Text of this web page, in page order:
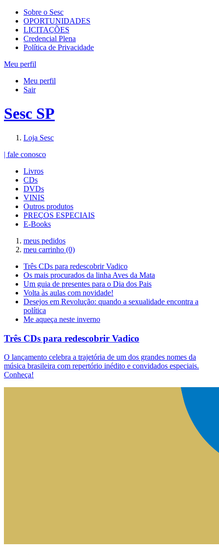
Sobre o Sesc
OPORTUNIDADES
LICITAÇÕES
Credencial Plena
Política de Privacidade
Meu perfil
Meu perfil
Sair
Sesc SP
Loja Sesc
| fale conosco
Livros
CDs
DVDs
VINIS
Outros produtos
PREÇOS ESPECIAIS
E-Books
meus pedidos
meu carrinho (0)
Três CDs para redescobrir Vadico
Os mais procurados da linha Aves da Mata
Um guia de presentes para o Dia dos Pais
Volta às aulas com novidade!
Desejos em Revolução: quando a sexualidade encontra a
política
Me aqueça neste inverno
Três CDs para redescobrir Vadico
O lançamento celebra a trajetória de um dos grandes nomes da
música brasileira com repertório inédito e convidados especiais.
Conheça!